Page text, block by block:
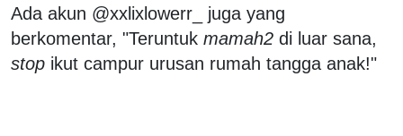
Ada akun @xxlixlowerr_ juga yang
berkomentar, "Teruntuk mamah2 di luar sana,
stop ikut campur urusan rumah tangga anak!"